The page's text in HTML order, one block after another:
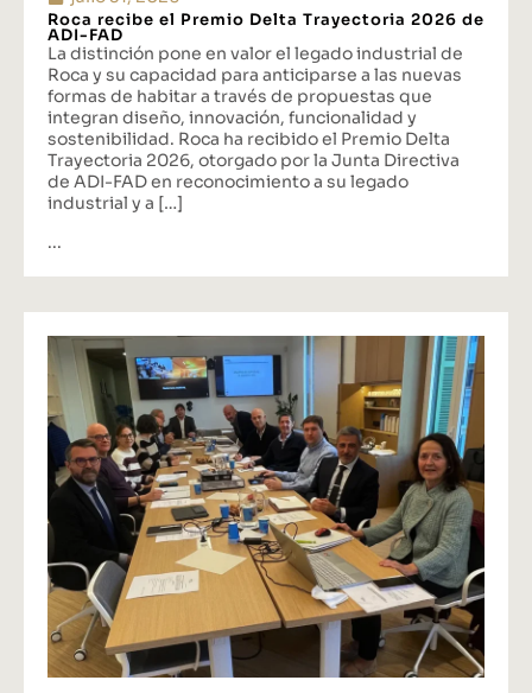
Roca recibe el Premio Delta Trayectoria 2026 de
ADI-FAD
La distinción pone en valor el legado industrial de
Roca y su capacidad para anticiparse a las nuevas
formas de habitar a través de propuestas que
integran diseño, innovación, funcionalidad y
sostenibilidad. Roca ha recibido el Premio Delta
Trayectoria 2026, otorgado por la Junta Directiva
de ADI-FAD en reconocimiento a su legado
industrial y a […]
...